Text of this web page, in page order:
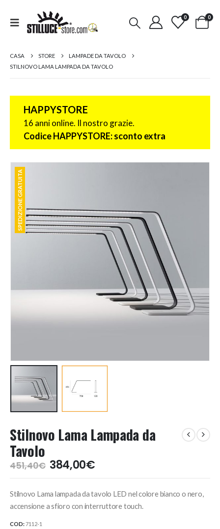
0 0
CASA STORE
LAMPADE DA TAVOLO
STILNOVO LAMA LAMPADA DA TAVOLO
HAPPYSTORE
16 anni online. Il nostro grazie.
Codice HAPPYSTORE: sconto extra
SPEDIZIONE GRATUITA
SPEDIZIONE GRATUITA
Stilnovo Lama Lampada da
Tavolo
451,40€ Il
prezzo
era:
451,40€.
384,00€Il
prezzo
è:
384,00€.
Stilnovo Lama lampada da tavolo LED nel colore bianco o nero,
accensione a sfioro con interruttore touch.
COD:7112-1